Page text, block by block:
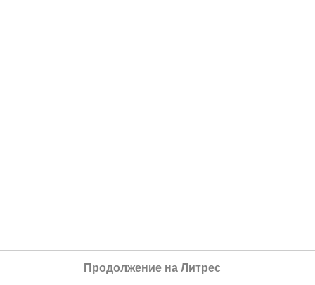
Продолжение на Литрес